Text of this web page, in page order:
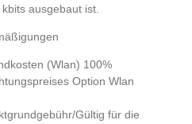
ausgebaut ist.
(Wlan) 100%
Option Wlan
Gültig für die